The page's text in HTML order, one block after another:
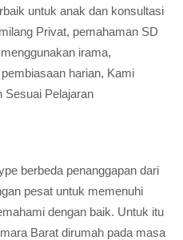
untuk anak dan konsultasi
Privat, pemahaman SD
irama,
harian, Kami
Sesuai Pelajaran
berbeda penanggapan dari
pesat untuk memenuhi
dengan baik. Untuk itu
Barat dirumah pada masa